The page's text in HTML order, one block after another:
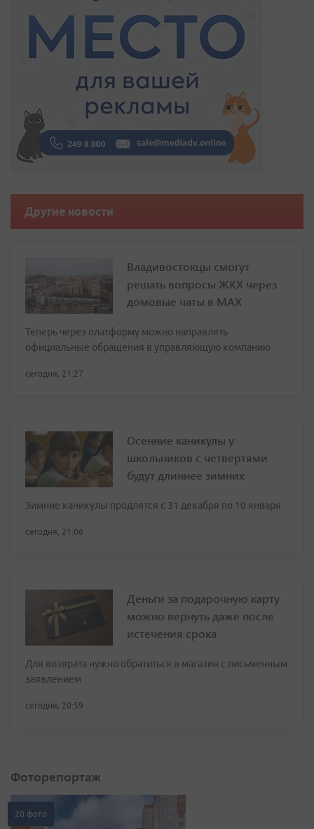
Другие новости
Владивостокцы смогут
решать вопросы ЖКХ через
домовые чаты в МАХ
Теперь через платформу можно направлять
официальные обращения в управляющую компанию
сегодня, 21:27
Осенние каникулы у
школьников с четвертями
будут длиннее зимних
Зимние каникулы продлятся с 31 декабря по 10 января
сегодня, 21:06
Деньги за подарочную карту
можно вернуть даже после
истечения срока
Для возврата нужно обратиться в магазин с письменным
заявлением
сегодня, 20:59
Фоторепортаж
20 фото